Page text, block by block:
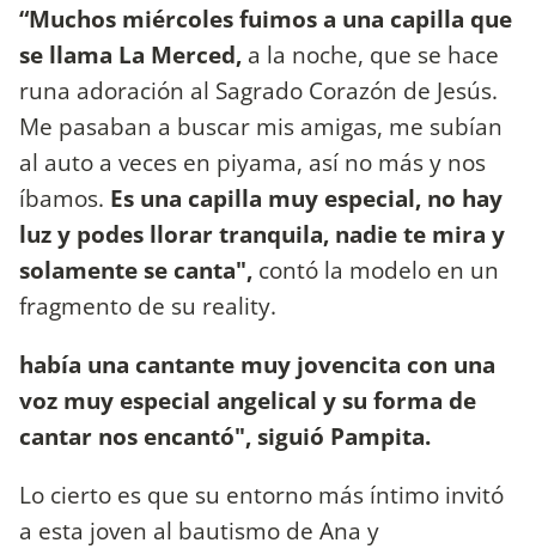
“Muchos miércoles fuimos a una capilla que
se llama La Merced, a la noche, que se hace
runa adoración al Sagrado Corazón de Jesús.
Me pasaban a buscar mis amigas, me subían
al auto a veces en piyama, así no más y nos
íbamos. Es una capilla muy especial, no hay
luz y podes llorar tranquila, nadie te mira y
solamente se canta", contó la modelo en un
fragmento de su reality.
había una cantante muy jovencita con una
voz muy especial angelical y su forma de
cantar nos encantó", siguió Pampita.
Lo cierto es que su entorno más íntimo invitó
a esta joven al bautismo de Ana y